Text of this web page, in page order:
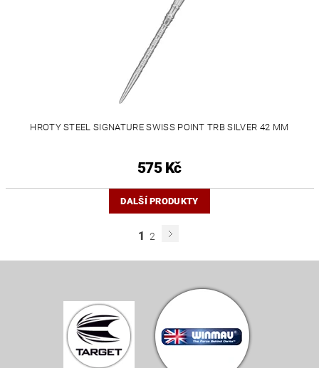
HROTY STEEL SIGNATURE SWISS POINT TRB SILVER 42 MM
575 Kč
DALŠÍ PRODUKTY
1 2